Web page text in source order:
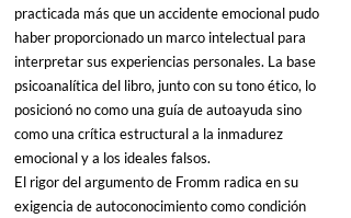
practicada más que un accidente emocional pudo
haber proporcionado un marco intelectual para
interpretar sus experiencias personales. La base
psicoanalítica del libro, junto con su tono ético, lo
posicionó no como una guía de autoayuda sino
como una crítica estructural a la inmadurez
emocional y a los ideales falsos.
El rigor del argumento de Fromm radica en su
exigencia de autoconocimiento como condición